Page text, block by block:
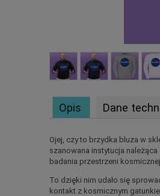
Opis Dane
Ojej, czy to brzydka bluza w
szanowana instytucja
badania przestrzeni kosmicznej.
To dzięki nim udało się
kontakt z kosmicznym